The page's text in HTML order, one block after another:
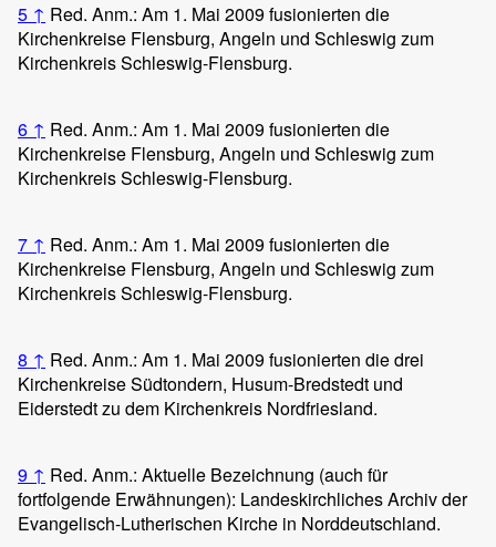
5 ↑ Red. Anm.: Am 1. Mai 2009 fusionierten die
Kirchenkreise Flensburg, Angeln und Schleswig zum
Kirchenkreis Schleswig-Flensburg.
6 ↑ Red. Anm.: Am 1. Mai 2009 fusionierten die
Kirchenkreise Flensburg, Angeln und Schleswig zum
Kirchenkreis Schleswig-Flensburg.
7 ↑ Red. Anm.: Am 1. Mai 2009 fusionierten die
Kirchenkreise Flensburg, Angeln und Schleswig zum
Kirchenkreis Schleswig-Flensburg.
8 ↑ Red. Anm.: Am 1. Mai 2009 fusionierten die drei
Kirchenkreise Südtondern, Husum-Bredstedt und
Eiderstedt zu dem Kirchenkreis Nordfriesland.
9 ↑ Red. Anm.: Aktuelle Bezeichnung (auch für
fortfolgende Erwähnungen): Landeskirchliches Archiv der
Evangelisch-Lutherischen Kirche in Norddeutschland.